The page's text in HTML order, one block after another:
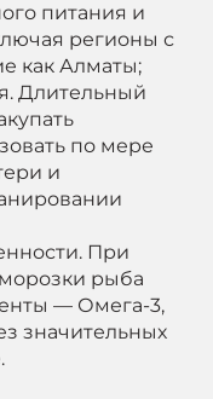
питания и
регионы с
как Алматы;
Длительный
по мере
и
При
рыба
— Омега-3,
значительных